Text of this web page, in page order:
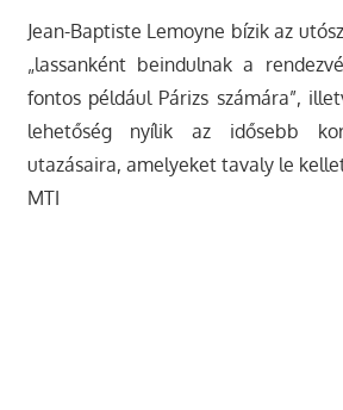
Jean-Baptiste Lemoyne bízik az
„lassanként beindulnak a
fontos például Párizs számára”,
lehetőség nyílik az idősebb
utazásaira, amelyeket tavaly le
MTI